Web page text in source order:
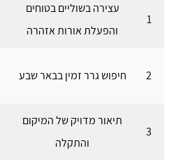
1
עצירה בשוליים בטוחים
והפעלת אורות אזהרה
2 חיפוש גרר זמין בבאר שבע
3
תיאור מדויק של המיקום
והתקלה